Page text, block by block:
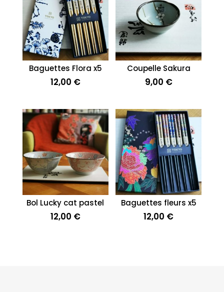
Baguettes Flora x5
12,00 €
Coupelle Sakura
9,00 €
Bol Lucky cat pastel
12,00 €
Baguettes fleurs x5
12,00 €